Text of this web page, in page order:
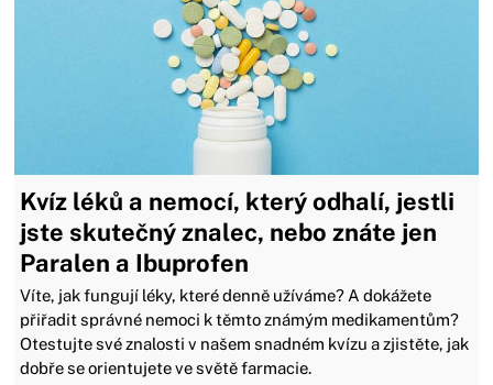
Kvíz léků a nemocí, který odhalí, jestli
jste skutečný znalec, nebo znáte jen
Paralen a Ibuprofen
Víte, jak fungují léky, které denně užíváme? A dokážete
přiřadit správné nemoci k těmto známým medikamentům?
Otestujte své znalosti v našem snadném kvízu a zjistěte, jak
dobře se orientujete ve světě farmacie.